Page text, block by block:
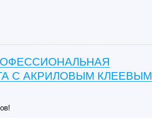
С АКРИЛОВЫМ КЛЕЕВЫМ